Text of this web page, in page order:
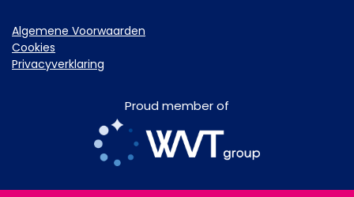
Algemene Voorwaarden
Cookies
Privacyverklaring
Proud member of